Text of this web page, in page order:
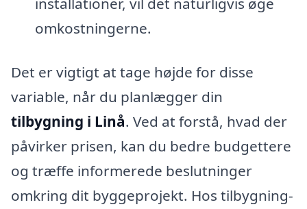
omkostningerne.
Det er vigtigt at tage højde for disse
variable, når du planlægger din
tilbygning i Linå. Ved at forstå, hvad der
påvirker prisen, kan du bedre budgettere
og træffe informerede beslutninger
omkring dit byggeprojekt. Hos tilbygning-